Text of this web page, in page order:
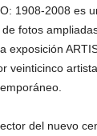
1908-2008 es
fotos
veinticinco
del nuevo